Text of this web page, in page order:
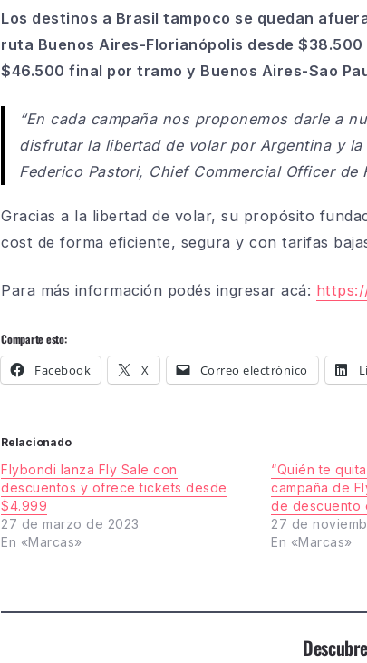
Los destinos a Brasil tampoco se quedan
ruta Buenos Aires-Florianópolis desde
$46.500 final por tramo y Buenos Aires-Sao
“En cada campaña nos proponemos darle a
disfrutar la libertad de volar por Argentina y
Federico Pastori, Chief Commercial Officer de
Gracias a la libertad de volar, su propósito
cost de forma eficiente, segura y con tarifas
Para más información podés ingresar acá:
Comparte esto:
Facebook X Correo electrónico
Relacionado
Flybondi lanza Fly Sale con
descuentos y ofrece tickets desde
$4.999
27 de marzo de 2023
En «Marcas»
“Quién te
campaña de
de descuento
27 de
En «Marcas»